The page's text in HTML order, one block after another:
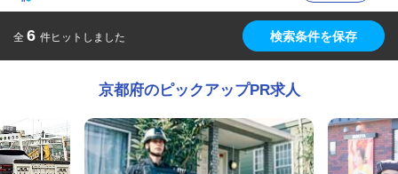
全 6 件ヒットしました 検索条件を保存
京都府のピックアップPR求人